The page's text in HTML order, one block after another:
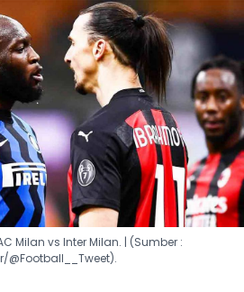
Milan vs Inter Milan. | (Sumber :
@Football__Tweet).